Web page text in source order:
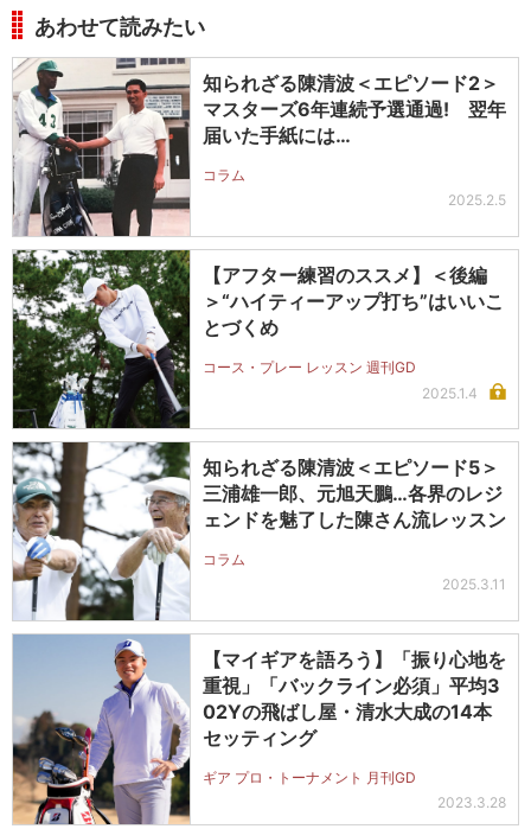
あわせて読みたい
知られざる陳清波＜エピソード2＞
マスターズ6年連続予選通過! 翌年
届いた手紙には…
コラム
2025.2.5
【アフター練習のススメ】＜後編
＞“ハイティーアップ打ち”はいいこ
とづくめ
コース・プレー レッスン 週刊GD
2025.1.4
知られざる陳清波＜エピソード5＞
三浦雄一郎、元旭天鵬…各界のレジ
ェンドを魅了した陳さん流レッスン
コラム
2025.3.11
【マイギアを語ろう】「振り心地を
重視」「バックライン必須」平均3
02Yの飛ばし屋・清水大成の14本
セッティング
ギア プロ・トーナメント 月刊GD
2023.3.28